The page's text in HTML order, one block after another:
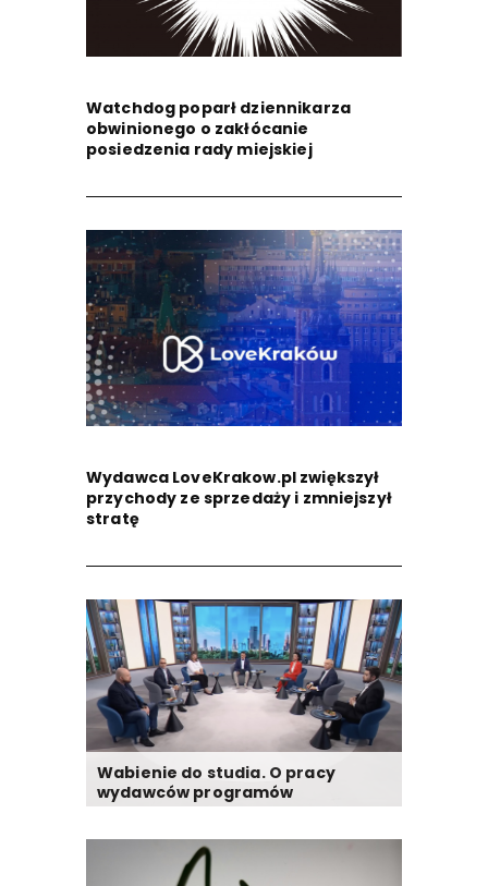
Watchdog poparł dziennikarza
obwinionego o zakłócanie
posiedzenia rady miejskiej
Wydawca LoveKrakow.pl zwiększył
przychody ze sprzedaży i zmniejszył
stratę
Wabienie do studia. O pracy
wydawców programów